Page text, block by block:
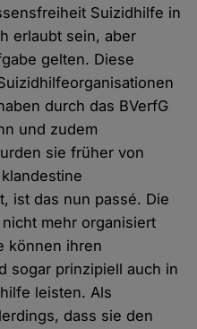
Suizidhilfe in
erlaubt sein, aber
gelten. Diese
durch das BVerfG
und zudem
sie früher von
ist das nun passé. Die
mehr organisiert
können ihren
sogar prinzipiell auch in
leisten. Als
dass sie den